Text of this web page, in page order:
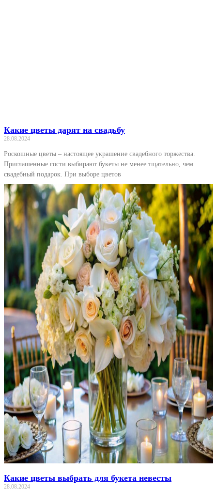
Какие цветы дарят на свадьбу
28.08.2024
Роскошные цветы – настоящее украшение свадебного торжества.
Приглашенные гости выбирают букеты не менее тщательно, чем
свадебный подарок. При выборе цветов
Какие цветы выбрать для букета невесты
28.08.2024